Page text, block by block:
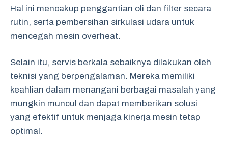
Hal ini mencakup penggantian oli dan filter secara
rutin, serta pembersihan sirkulasi udara untuk
mencegah mesin overheat.
Selain itu, servis berkala sebaiknya dilakukan oleh
teknisi yang berpengalaman. Mereka memiliki
keahlian dalam menangani berbagai masalah yang
mungkin muncul dan dapat memberikan solusi
yang efektif untuk menjaga kinerja mesin tetap
optimal.